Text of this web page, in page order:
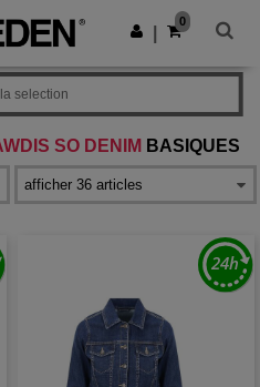
Obtenir l'appli
0
SO DENIM BASIQUES
selection